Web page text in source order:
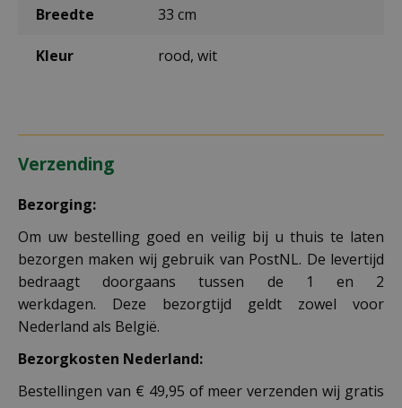
Breedte 33 cm
Kleur rood, wit
Verzending
Bezorging:
Om uw bestelling goed en veilig bij u thuis te laten
bezorgen maken wij gebruik van PostNL. De levertijd
bedraagt doorgaans tussen de 1 en 2
werkdagen. Deze bezorgtijd geldt zowel voor
Nederland als België.
Bezorgkosten Nederland:
Bestellingen van € 49,95 of meer verzenden wij gratis